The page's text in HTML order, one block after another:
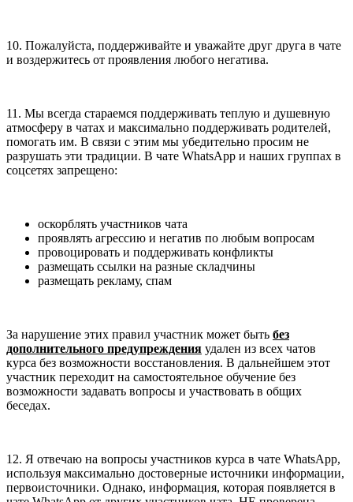
10. Пожалуйста, поддерживайте и уважайте друг друга в чате
и воздержитесь от проявления любого негатива.
11. Мы всегда стараемся поддерживать теплую и душевную
атмосферу в чатах и максимально поддерживать родителей,
помогать им. В связи с этим мы убедительно просим не
разрушать эти традиции. В чате WhatsApp и наших группах в
соцсетях запрещено:
оскорблять участников чата
проявлять агрессию и негатив по любым вопросам
провоцировать и поддерживать конфликты
размещать ссылки на разные складчины
размещать рекламу, спам
За нарушение этих правил участник может быть без
дополнительного предупреждения удален из всех чатов
курса без возможности восстановления. В дальнейшем этот
участник переходит на самостоятельное обучение без
возможности задавать вопросы и участвовать в общих
беседах.
12. Я отвечаю на вопросы участников курса в чате WhatsApp,
используя максимально достоверные источники информации,
первоисточники. Однако, информация, которая появляется в